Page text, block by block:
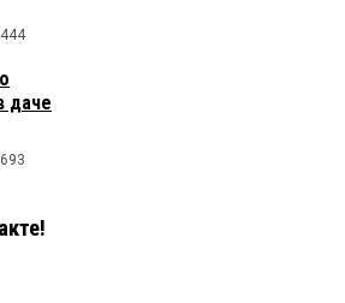
444
даче
693